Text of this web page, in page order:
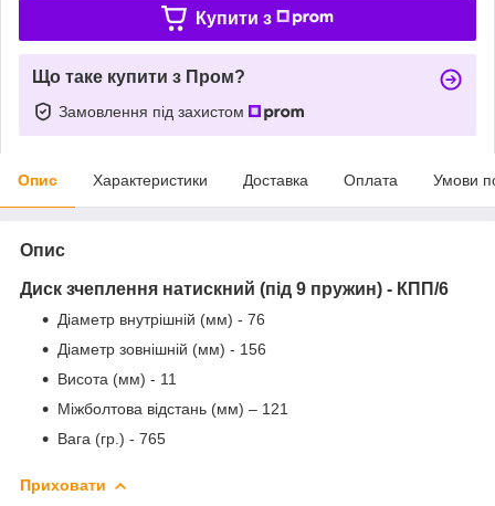
Купити з
Що таке купити з Пром?
Замовлення під захистом
Опис Характеристики Доставка Оплата Умови
Опис
Диск зчеплення натискний (під 9 пружин) - КПП/6
Діаметр внутрішній (мм) - 76
Діаметр зовнішній (мм) - 156
Висота (мм) - 11
Міжболтова відстань (мм) – 121
Вага (гр.) - 765
Приховати